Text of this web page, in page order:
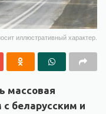
иллюстративный характер.
массовая
беларусским и